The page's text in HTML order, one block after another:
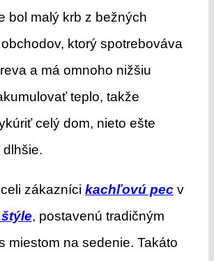
bol malý krb z bežných
ktorý spotrebováva
a má omnoho nižšiu
teplo, takže
celý dom, nieto ešte
zákazníci kachľovú pec v
, postavenú tradičným
miestom na sedenie. Takáto